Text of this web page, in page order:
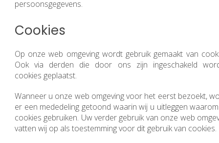
persoonsgegevens.
Cookies
Op onze web omgeving wordt gebruik gemaakt van
Ook via derden die door ons zijn ingeschakeld
cookies geplaatst.
Wanneer u onze web omgeving voor het eerst bezoekt,
er een mededeling getoond waarin wij u uitleggen
cookies gebruiken. Uw verder gebruik van onze web
vatten wij op als toestemming voor dit gebruik van cookies.